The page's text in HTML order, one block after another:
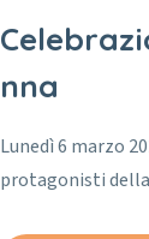
nna
Lunedì 6 marzo
protagonisti